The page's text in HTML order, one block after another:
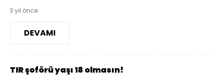
3 yıl önce
DEVAMI
TIR şoförü yaşı 18 olmasın!